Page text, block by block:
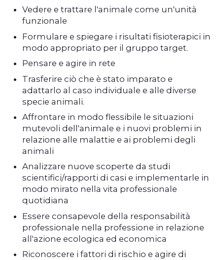
Vedere e trattare l'animale come un'unità
funzionale
Formulare e spiegare i risultati fisioterapici in
modo appropriato per il gruppo target.
Pensare e agire in rete
Trasferire ciò che è stato imparato e
adattarlo al caso individuale e alle diverse
specie animali.
Affrontare in modo flessibile le situazioni
mutevoli dell'animale e i nuovi problemi in
relazione alle malattie e ai problemi degli
animali
Analizzare nuove scoperte da studi
scientifici/rapporti di casi e implementarle in
modo mirato nella vita professionale
quotidiana
Essere consapevole della responsabilità
professionale nella professione in relazione
all'azione ecologica ed economica
Riconoscere i fattori di rischio e agire di